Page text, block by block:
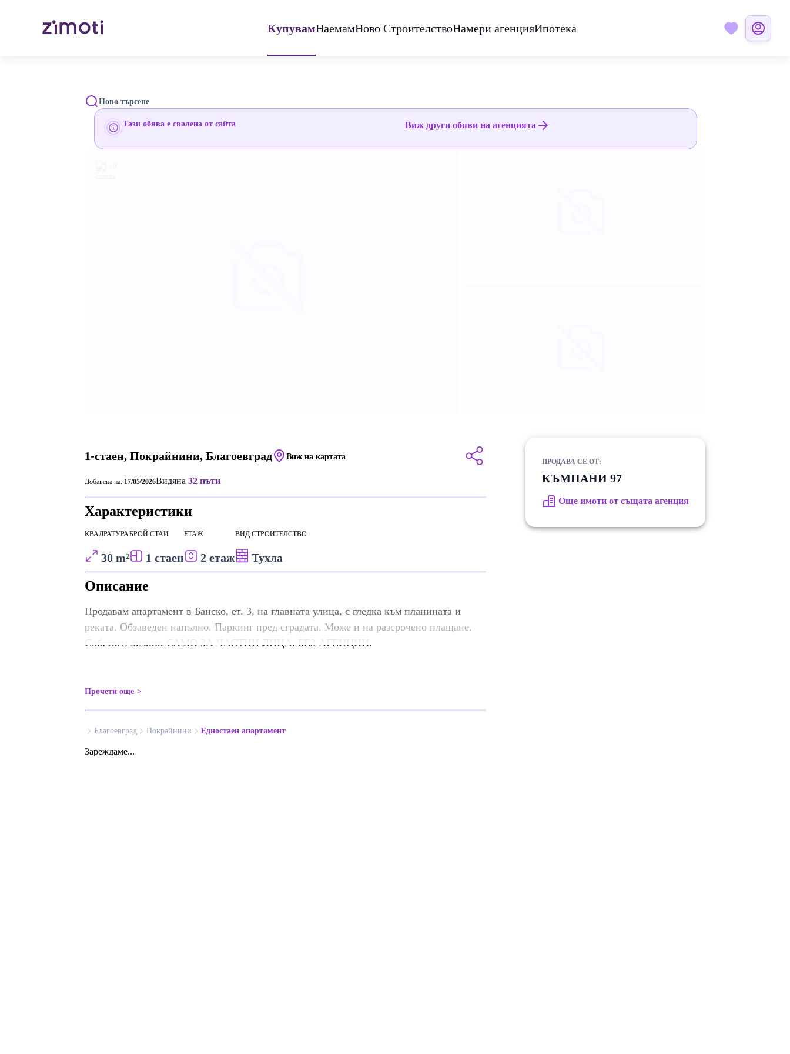
КупувамНаемамНово СтроителствоНамери агенцияИпотека
Ново търсене
Тази обява е свалена от сайта Виж други обяви на агенцията
1-стаен, Покрайнини, Благоевград Виж на картата
Добавена на: 17/05/2026Видяна 32 пъти
Характеристики
КВАДРАТУРА
30 m²
БРОЙ СТАИ
1 стаен
ЕТАЖ
2 етаж
ВИД СТРОИТЕЛСТВО
Тухла
Описание
Продавам апартамент в Банско, ет. 3, на главната улица, с гледка към планината и
реката. Обзаведен напълно. Паркинг пред сградата. Може и на разсрочено плащане.
Собствен лизинг. САМО ЗА ЧАСТНИ ЛИЦА. БЕЗ АГЕНЦИИ.
Прочети още
ПРОДАВА СЕ ОТ:
КЪМПАНИ 97
Още имоти от същата агенция
Благоевград Покрайнини Едностаен апартамент
Зареждаме...